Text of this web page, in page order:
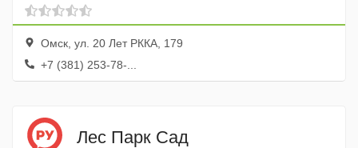
Омск, ул. 20 Лет РККА, 179
+7 (381) 253-78-...
Лес Парк Сад